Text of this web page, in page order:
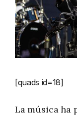
[quads id=18]
La música ha